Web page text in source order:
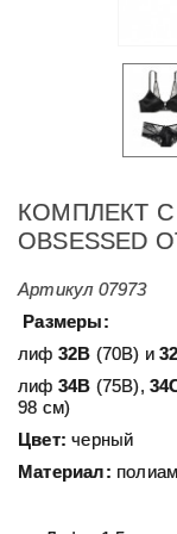
КОМПЛЕКТ С
OBSESSED
Артикул 07973
Размеры:
лиф 32B (70B) и
лиф 34В (75В),
98 см)
Цвет:черный
Материал: